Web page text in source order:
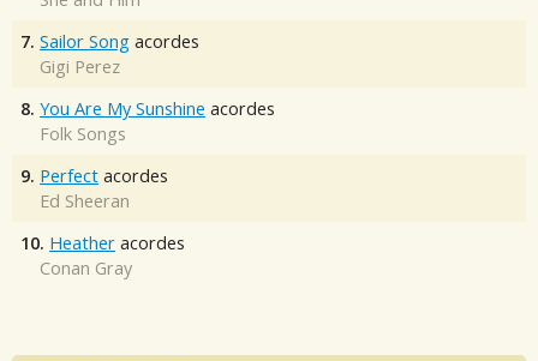
7. Sailor Song acordes
Gigi Perez
8. You Are My Sunshine acordes
Folk Songs
9. Perfect acordes
Ed Sheeran
10. Heather acordes
Conan Gray